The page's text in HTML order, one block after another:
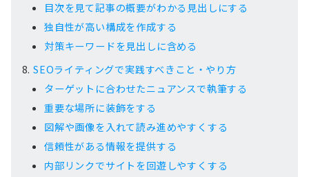
目次を見て記事の概要がわかる見出しにする
独自性が高い構成を作成する
対策キーワードを見出しに含める
SEOライティングで実践すべきこと・やり方
ターゲットに合わせたニュアンスで執筆する
重要な場所に装飾をする
図解や画像を入れて読み進めやすくする
信頼性がある情報を提供する
内部リンクでサイトを回遊しやすくする